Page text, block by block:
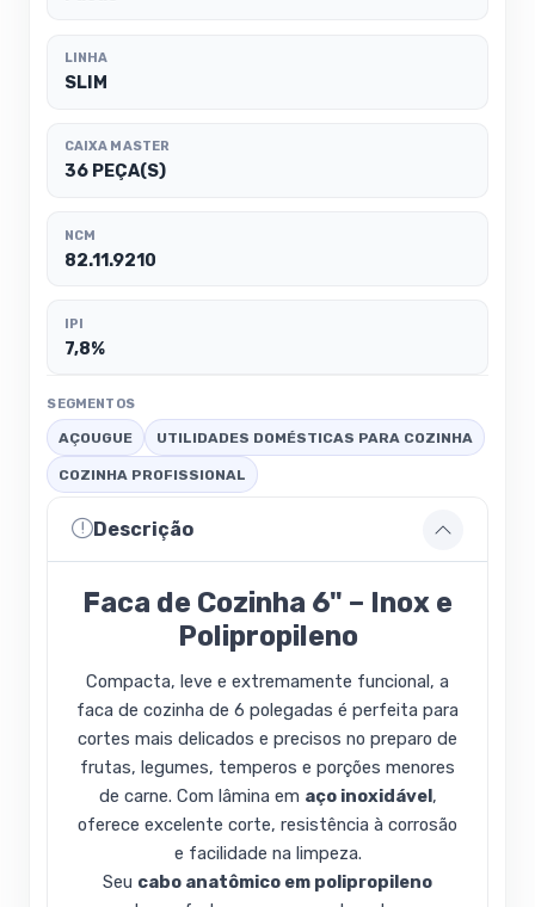
LINHA
SLIM
CAIXA MASTER
36 PEÇA(S)
NCM
82.11.9210
IPI
7,8%
SEGMENTOS
AÇOUGUE UTILIDADES DOMÉSTICAS PARA COZINHA
COZINHA PROFISSIONAL
Descrição
Faca de Cozinha 6" – Inox e
Polipropileno
Compacta, leve e extremamente funcional, a
faca de cozinha de 6 polegadas é perfeita para
cortes mais delicados e precisos no preparo de
frutas, legumes, temperos e porções menores
de carne. Com lâmina em aço inoxidável,
oferece excelente corte, resistência à corrosão
e facilidade na limpeza.
Seu cabo anatômico em polipropileno